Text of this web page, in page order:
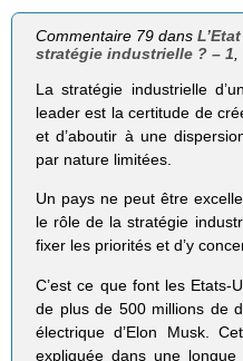
Commentaire 79 dans
stratégie industrielle ? – 1,
La stratégie industrielle
leader est la certitude de
et d’aboutir à une
par nature limitées.
Un pays ne peut être
le rôle de la stratégie
fixer les priorités et d’y
C’est ce que font les Etats-
de plus de 500 millions de
électrique d’Elon Musk.
expliquée dans une